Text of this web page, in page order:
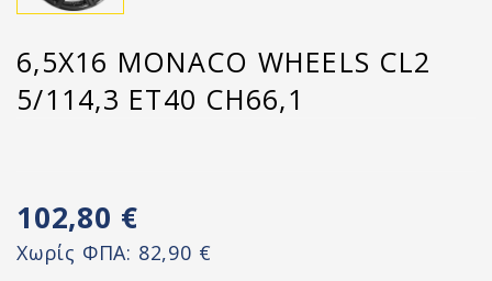
6,5X16 MONACO WHEELS CL2
5/114,3 ET40 CH66,1
102,80 €
Χωρίς ΦΠΑ: 82,90 €